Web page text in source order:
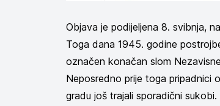
Objava je podijeljena 8. svibnja,
Toga dana 1945. godine
označen konačan slom
Neposredno prije toga pripadnici
gradu još trajali sporadični sukobi.